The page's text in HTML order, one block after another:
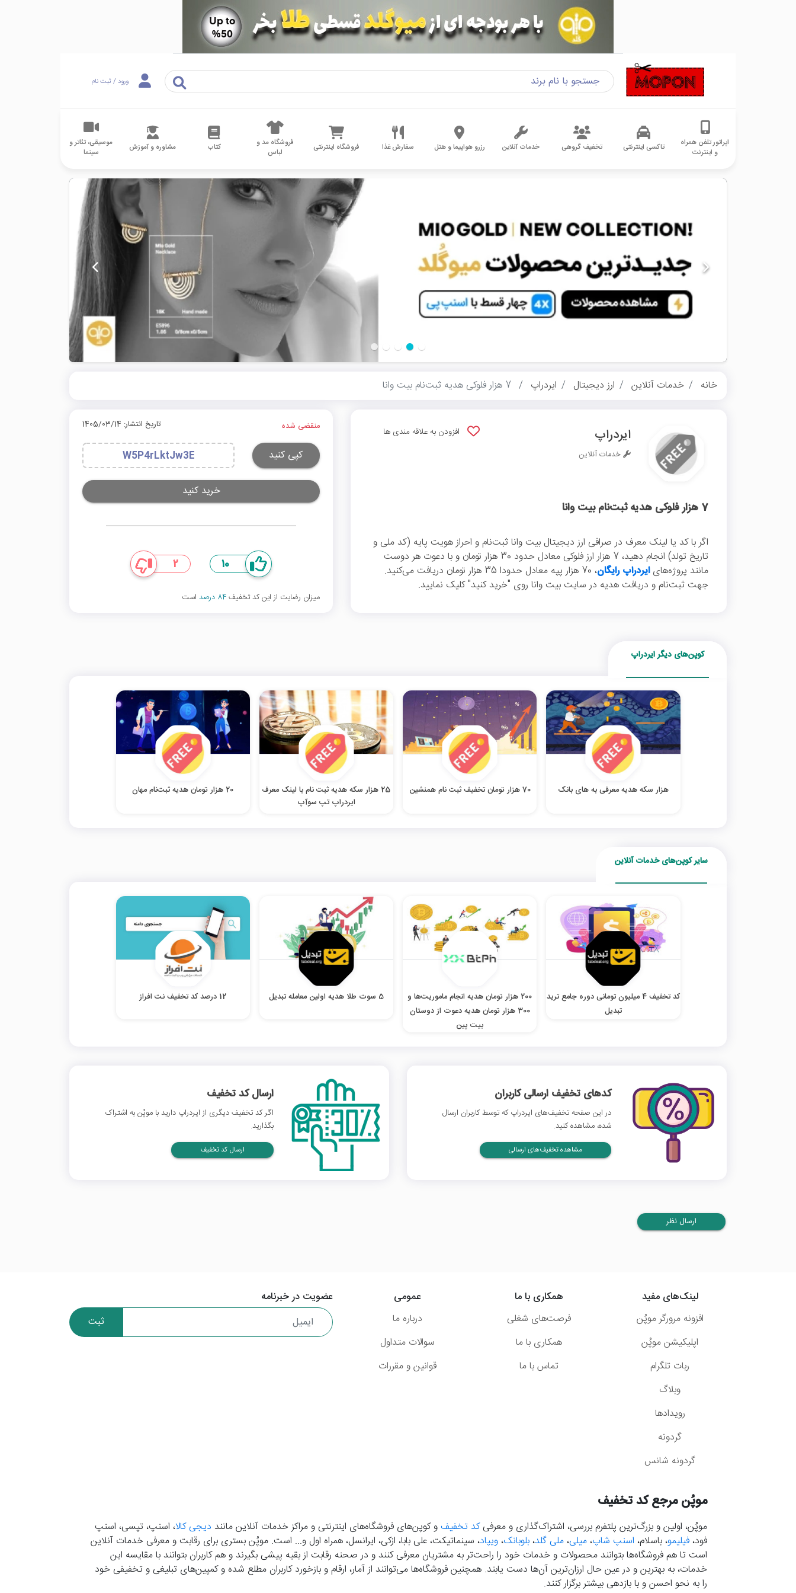
ورود / ثبت نام
اپراتور تلفن همراه
و اینترنت
تاکسی اینترنتی تخفیف گروهی خدمات آنلاین رزرو هواپیما و هتل سفارش غذا فروشگاه اینترنتی
فروشگاه مد و
لباس
کتاب مشاوره و آموزش
موسیقی، تئاتر و
سینما
خانه خدمات آنلاین ارز دیجیتال ایردراپ
ایردراپ
خدمات آنلاین
افزودن به علاقه مندی ها
7 هزار فلوکی هدیه ثبت‌نام بیت وانا
اگر با کد یا لینک معرف در صرافی ارز دیجیتال بیت وانا ثبت‌نام و احراز هویت پایه (کد ملی و
تاریخ تولد) انجام دهید، 7 هزار ارز فلوکی معادل حدود 30 هزار تومان و با دعوت هر دوست
مانند پروژه‌هایایردراپ رایگان
، 70 هزار پپه معادل حدودا 35 هزار تومان دریافت می‌کنید.
جهت ثبت‌نام و دریافت هدیه در سایت بیت وانا روی "خرید کنید" کلیک نمایید.
منقضی شده تاریخ انتشار: 1405/03/14
کپی کنید W5P4rLktJw3E
خرید کنید
10
2
میزان رضایت از این کد تخفیف84 درصد است
کوپن‌های دیگر ایردراپ
هزار سکه هدیه معرفی به های بانک 70 هزار تومان تخفیف ثبت نام همنشین
25 هزار سکه هدیه ثبت نام با لینک معرف
ایردراپ تپ سوآپ
20 هزار تومان هدیه ثبت‌نام مهان
سایر کوپن‌های خدمات آنلاین
کد تخفیف 4 میلیون تومانی دوره جامع ترید
تبدیل
200 هزار تومان هدیه انجام ماموریت‌ها و
300 هزار تومان هدیه دعوت از دوستان
بیت پین
5 سوت طلا هدیه اولین معامله تبدیل 12 درصد کد تخفیف نت افراز
کدهای تخفیف ارسالی کاربران
در این صفحه تخفیف‌های ایردراپ که توسط کاربران ارسال
شده، مشاهده کنید.
مشاهده تخفیف‌های ارسالی
ارسال کد تخفیف
اگر کد تخفیف دیگری از ایردراپ دارید با موپُن به اشتراک
بگذارید.
ارسال کد تخفیف
ارسال نظر
عضویت در خبرنامه
ثبت
لینک‌های مفید
افزونه مرورگر موپُن
اپلیکیشن موپُن
ربات تلگرام
وبلاگ
رویدادها
گردونه
گردونه شانس
همکاری با ما
فرصت‌های شغلی
همکاری با ما
تماس با ما
عمومی
درباره ما
سوالات متداول
قوانین و مقررات
موپُن مرجع کد تخفیف
موپُن، اولین و بزرگ‌ترین پلتفرم بررسی، اشتراک‌گذاری و معرفیکد تخفیفو کوپن‌های فروشگاه‌های اینترنتی و مراکز خدمات آنلاین مانند دیجی کالا، اسنپ، تپسی، اسنپ
فود، فیلیمو، باسلام، اسنپ شاپ، میلی، ملی گلد، بلوبانک، ویپاد، سینماتیکت، علی بابا، ازکی، ایرانسل، همراه اول و... است. موپُن بستری برای رقابت و معرفی خدمات آنلاین
است تا هم فروشگاه‌ها بتوانند محصولات و خدمات خود را راحت‌تر به مشتریان معرفی کنند و در صحنه رقابت از بقیه پیشی بگیرند و هم کاربران بتوانند با مقایسه این
خدمات، به بهترین و در عین حال ارزان‌ترین آن‌ها دست‌ یابند. همچنین فروشگاه‌ها می‌توانند از آمار، ارقام و بازخورد کاربران مطلع شده و کمپین‌های تبلیغی و تخفیفی خود
را به نحو احسن و با بازدهی بیشتر برگزار کنند.